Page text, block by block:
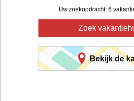
Uw zoekopdracht: 6
Zoek
Bekijk de